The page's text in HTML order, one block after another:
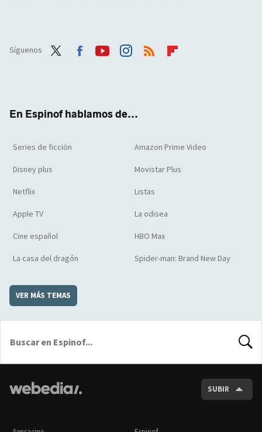
Síguenos
En Espinof hablamos de...
Series de ficción Amazon Prime Video
Disney plus Movistar Plus
Netflix Listas
Apple TV La odisea
Cine español HBO Max
La casa del dragón Spider-man: Brand New Day
VER MÁS TEMAS
SUBIR